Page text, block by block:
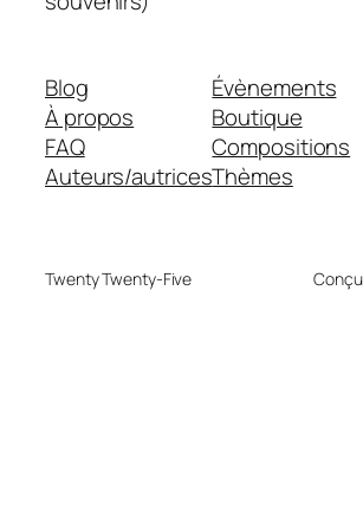
Blog
À propos
FAQ
Auteurs/autrices
Évènements
Boutique
Compositions
Thèmes
Twenty Twenty-Five